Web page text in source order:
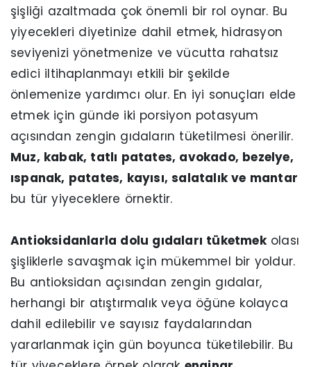
şişliği azaltmada çok önemli bir rol oynar. Bu
yiyecekleri diyetinize dahil etmek, hidrasyon
seviyenizi yönetmenize ve vücutta rahatsız
edici iltihaplanmayı etkili bir şekilde
önlemenize yardımcı olur. En iyi sonuçları elde
etmek için günde iki porsiyon potasyum
açısından zengin gıdaların tüketilmesi önerilir.
Muz, kabak, tatlı patates, avokado, bezelye,
ıspanak, patates, kayısı, salatalık ve mantar
bu tür yiyeceklere örnektir.
Antioksidanlarla dolu gıdaları tüketmekolası
şişliklerle savaşmak için mükemmel bir yoldur.
Bu antioksidan açısından zengin gıdalar,
herhangi bir atıştırmalık veya öğüne kolayca
dahil edilebilir ve sayısız faydalarından
yararlanmak için gün boyunca tüketilebilir. Bu